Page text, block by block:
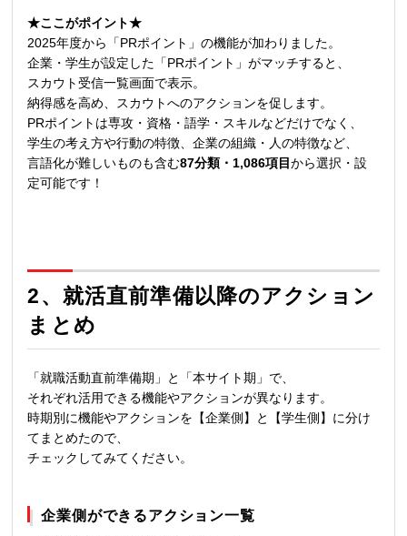
★ここがポイント★
2025年度から「PRポイント」の機能が加わりました。
企業・学生が設定した「PRポイント」がマッチすると、
スカウト受信一覧画面で表示。
納得感を高め、スカウトへのアクションを促します。
PRポイントは専攻・資格・語学・スキルなどだけでなく、
学生の考え方や行動の特徴、企業の組織・人の特徴など、
言語化が難しいものも含む87分類・ 1,086項目から選択・設
定可能です！
2、 就活直前準備以降のアクション
まとめ
「就職活動直前準備期」と「本サイト期」で、
それぞれ活用できる機能やアクションが異なります。
時期別に機能やアクションを【企業側】と【学生側】に分け
てまとめたので、
チェックしてみてください。
企業側ができるアクション一覧